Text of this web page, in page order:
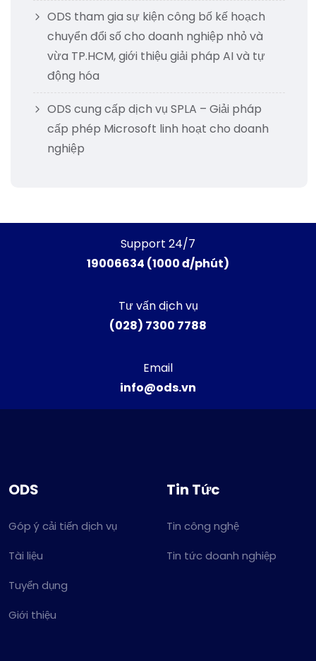
ODS tham gia sự kiện công bố kế hoạch
chuyển đổi số cho doanh nghiệp nhỏ và
vừa TP.HCM, giới thiệu giải pháp AI và tự
động hóa
ODS cung cấp dịch vụ SPLA – Giải pháp
cấp phép Microsoft linh hoạt cho doanh
nghiệp
Support 24/7
19006634 (1000 đ/phút)
Tư vấn dịch vụ
(028) 7300 7788
Email
info@ods.vn
ODS
Góp ý cải tiến dịch vụ
Tài liệu
Tuyển dụng
Giới thiệu
Tin Tức
Tin công nghệ
Tin tức doanh nghiệp